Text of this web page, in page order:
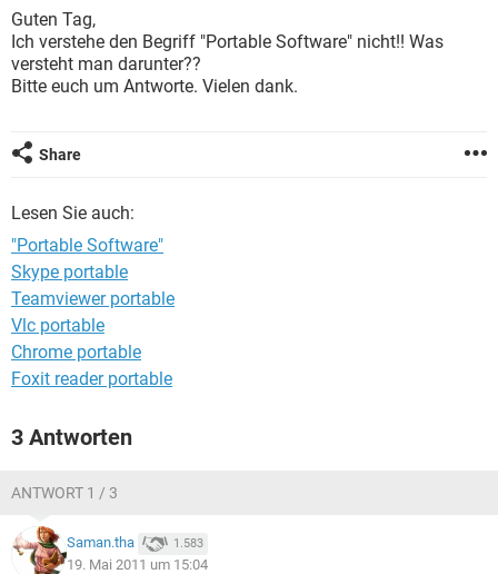
WHATSAPP
FACEBOOK HARDWARE
WINDOWS 10
WHATSAPP
SPIELE
ANDROID IOS
WINDOWS 10 INSTAGRAM
FACEBOOK
Guten Tag,
Ich verstehe den Begriff "Portable Software" nicht!! Was
versteht man darunter??
Bitte euch um Antworte. Vielen dank.
Share
Lesen Sie auch:
"Portable Software"
Skype portable
Teamviewer portable
Vlc portable
Chrome portable
Foxit reader portable
3 Antworten
ANTWORT 1 / 3
Saman.tha 1.583
19. Mai 2011 um 15:04